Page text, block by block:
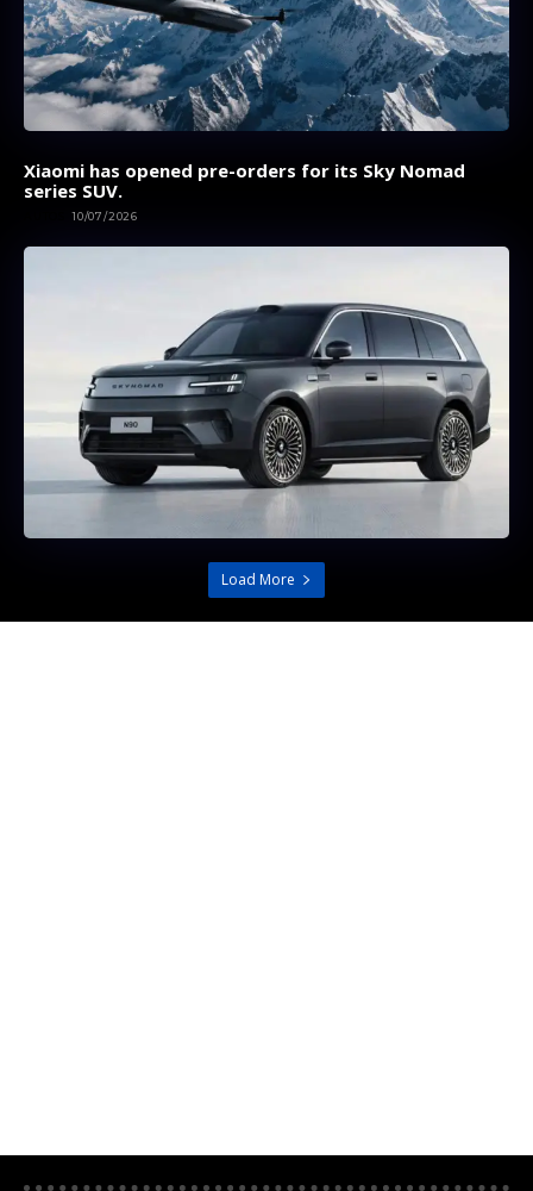
Xiaomi has opened pre-orders for its Sky Nomad
series SUV.
10/07/2026
Load More